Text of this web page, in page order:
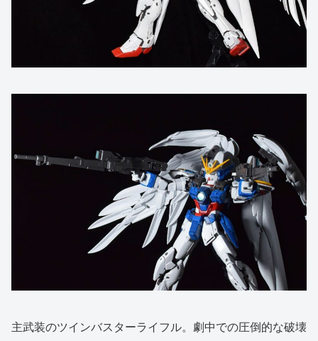
主武装のツインバスターライフル。劇中での圧倒的な破壊